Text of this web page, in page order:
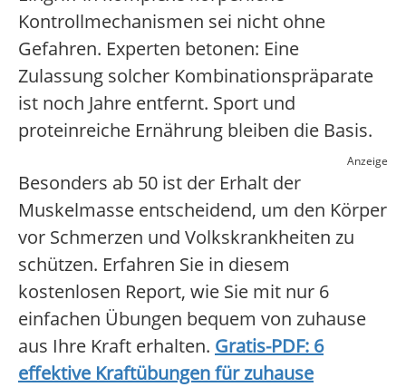
Kontrollmechanismen sei nicht ohne
Gefahren. Experten betonen: Eine
Zulassung solcher Kombinationspräparate
ist noch Jahre entfernt. Sport und
proteinreiche Ernährung bleiben die Basis.
Anzeige
Besonders ab 50 ist der Erhalt der
Muskelmasse entscheidend, um den Körper
vor Schmerzen und Volkskrankheiten zu
schützen. Erfahren Sie in diesem
kostenlosen Report, wie Sie mit nur 6
einfachen Übungen bequem von zuhause
aus Ihre Kraft erhalten. Gratis-PDF: 6
effektive Kraftübungen für zuhause